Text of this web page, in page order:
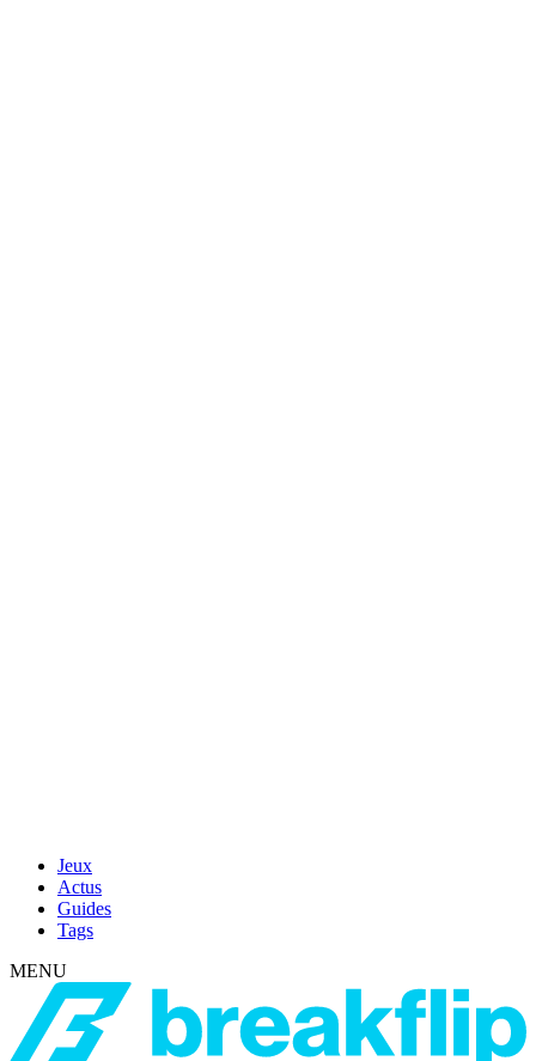
Jeux
Actus
Guides
Tags
MENU